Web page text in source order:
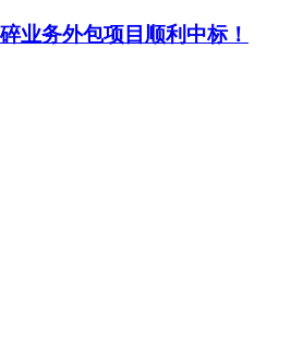
业务外包项目顺利中标！